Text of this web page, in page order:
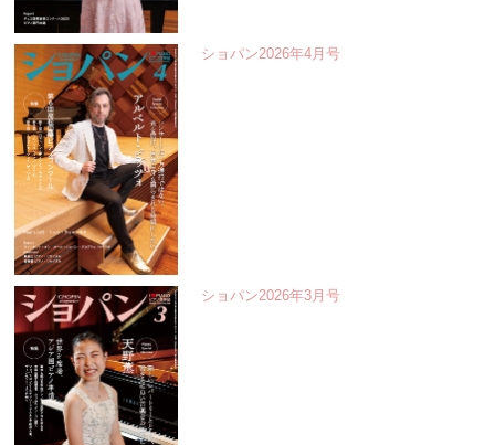
ショパン2026年4月号
ショパン2026年3月号